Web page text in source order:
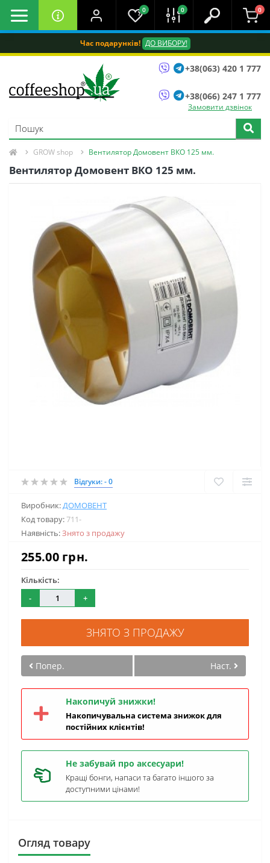
Час подарунків! ДО ВИБОРУ!
0 0 0
+38(063) 420 1 777
+38(066) 247 1 777
Замовити дзвінок
GROW shop Вентилятор Домовент ВКО 125 мм.
Вентилятор Домовент ВКО 125 мм.
Відгуки: - 0
Виробник:ДОМОВЕНТ
Код товару:711-
Наявність:Знято з продажу
255.00 грн.
Кількість:
-
+
ЗНЯТО З ПРОДАЖУ
Попер. Наст.
Накопичуй знижки!
Накопичувальна система знижок для
постійних клієнтів!
Не забувай про аксесуари!
Кращі бонги, напаси та багато іншого за
доступними цінами!
Огляд товару